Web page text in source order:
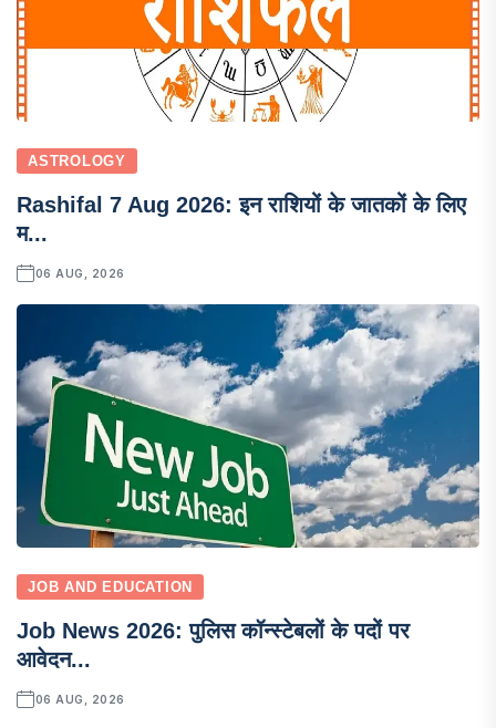
ASTROLOGY
Rashifal 7 Aug 2026: इन राशियों के जातकों के लिए
म...
06 AUG, 2026
JOB AND EDUCATION
Job News 2026: पुलिस कॉन्स्टेबलों के पदों पर
आवेदन...
06 AUG, 2026